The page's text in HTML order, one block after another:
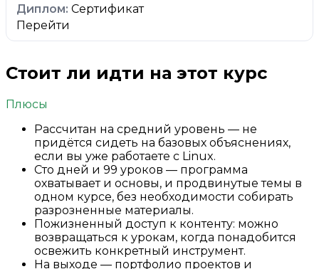
Сертификат
Перейти
Стоит ли идти на этот курс
Плюсы
Рассчитан на средний уровень — не
придётся сидеть на базовых объяснениях,
если вы уже работаете с Linux.
Сто дней и 99 уроков — программа
охватывает и основы, и продвинутые темы в
одном курсе, без необходимости собирать
разрозненные материалы.
Пожизненный доступ к контенту: можно
возвращаться к урокам, когда понадобится
освежить конкретный инструмент.
На выходе — портфолио проектов и